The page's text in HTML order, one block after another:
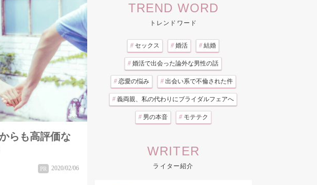
らも高評価な
PR 2020/02/06
TREND WORD
トレンドワード
# セックス # 婚活 # 結婚
# 婚活で出会った論外な男性の話
# 恋愛の悩み # 出会い系で不倫された件
# 義両親、私の代わりにブライダルフェアへ
# 男の本音 # モテテク
WRITER
ライター紹介